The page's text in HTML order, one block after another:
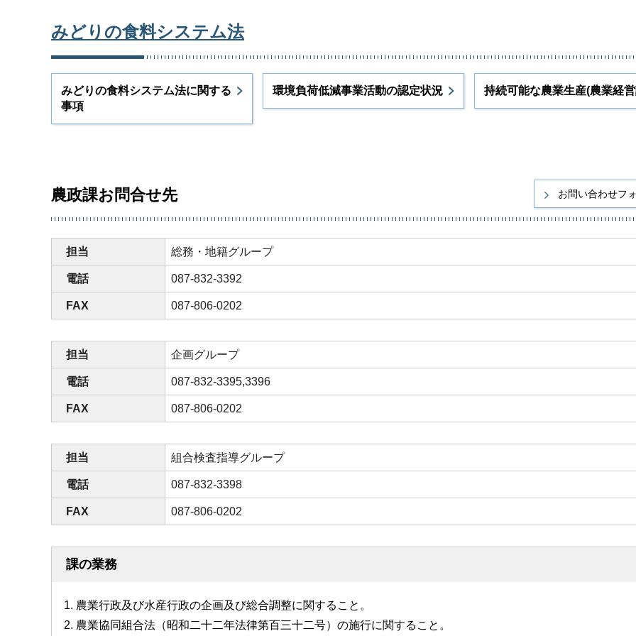
みどりの食料システム法
みどりの食料システム法に関する
事項
環境負荷低減事業活動の認定状況 持続可能な農業生産(農業経
農政課お問合せ先
担当 総務・地籍グループ
電話 087-832-3392
FAX 087-806-0202
担当 企画グループ
電話 087-832-3395,3396
FAX 087-806-0202
担当 組合検査指導グループ
電話 087-832-3398
FAX 087-806-0202
課の業務
農業行政及び水産行政の企画及び総合調整に関すること。
農業協同組合法（昭和二十二年法律第百三十二号）の施行に関すること。